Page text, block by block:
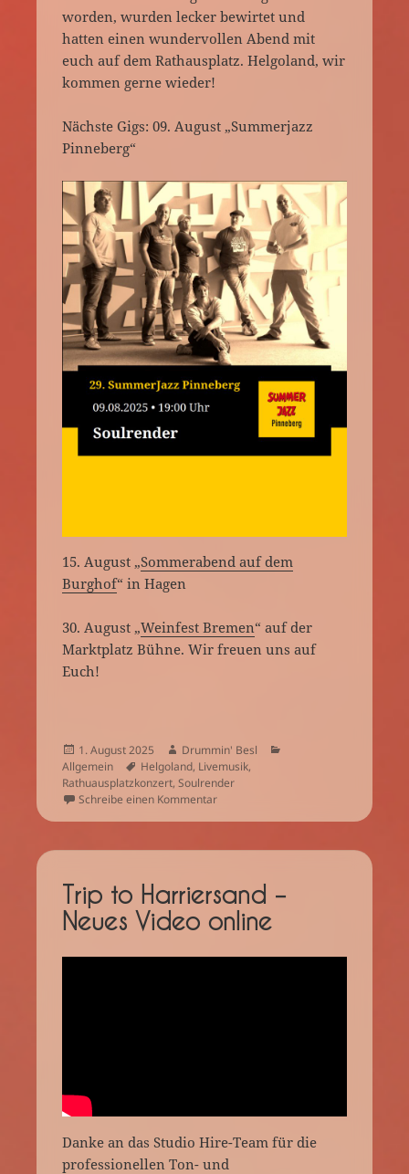
worden, wurden lecker bewirtet und
hatten einen wundervollen Abend mit
euch auf dem Rathausplatz. Helgoland, wir
kommen gerne wieder!
Nächste Gigs: 09. August „Summerjazz
Pinneberg“
15. August „Sommerabend auf dem
Burghof“ in Hagen
30. August „Weinfest Bremen“ auf der
Marktplatz Bühne. Wir freuen uns auf
Euch!
Veröffentlicht
am
1. August 2025 Autor
Drummin' Besl
Allgemein
Schlagwörter
Helgoland, Livemusik,
Rathuausplatzkonzert,Soulrender
Schreibe einen Kommentarzu Vielen Dank Helgoland!
Trip to Harriersand –
Neues Video online
Danke an das Studio Hire-Team für die
professionellen Ton- und